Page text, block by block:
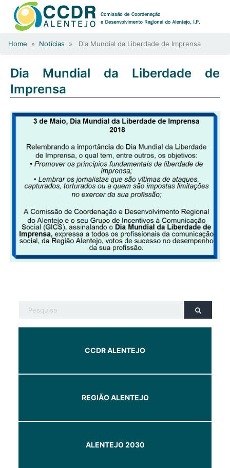
Home » Notícias » Dia Mundial da Liberdade de Imprensa
Dia Mundial da Liberdade de
Imprensa
CCDR ALENTEJO
REGIÃO ALENTEJO
ALENTEJO 2030